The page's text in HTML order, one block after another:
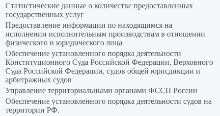
Статистические данные о количестве предоставленных
государственных услуг
Предоставление информации по находящимся на
исполнении исполнительным производствам в отношении
физического и юридического лица
Обеспечение установленного порядка деятельности
Конституционного Суда Российской Федерации, Верховного
Суда Российской Федерации, судов общей юрисдикции и
арбитражных судов
Управление территориальными органами ФССП России
Обеспечение установленного порядка деятельности судов на
территории РФ.